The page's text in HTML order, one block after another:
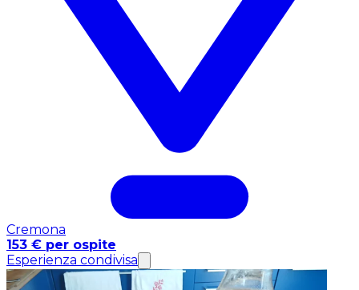
Cremona
153 € per ospite
Esperienza condivisa